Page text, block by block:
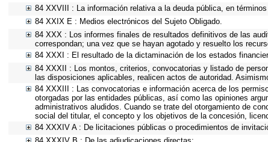
84 XXVIII : La información relativa a la deuda pública, en
84 XXIX E : Medios electrónicos del Sujeto Obligado.
84 XXX : Los informes finales de resultados definitivos de las
correspondan; una vez que se hayan agotado y resuelto los
84 XXXI : El resultado de la dictaminación de los estados
84 XXXII : Los montos, criterios, convocatorias y listado de
las disposiciones aplicables, realicen actos de autoridad.
84 XXXIII : Las convocatorias e información acerca de los
otorgadas por las entidades públicas, así como las opiniones
administrativos aludidos. Cuando se trate del otorgamiento de
social del titular, el concepto y los objetivos de la concesión,
84 XXXIV A : De licitaciones públicas o procedimientos de